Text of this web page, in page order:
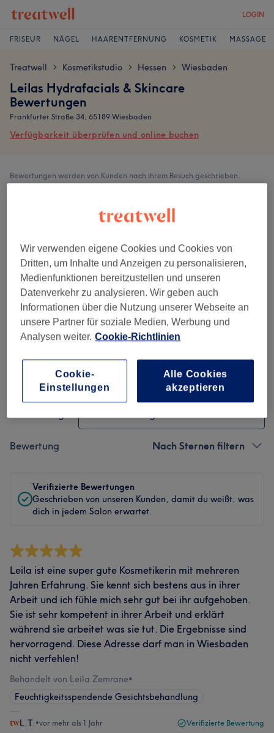
LOGIN
FRISEUR NÄGEL HAARENTFERNUNG KOSMETIK MASSAGE
Treatwell > Kosmetikstudio > Hessen > Wiesbaden
Leilas Hydrafacials & Skincare
Bewertungen
Frankfurter Straße 34, 65189 Wiesbaden
Verfügbarkeit überprüfen und online buchen
Bewertungen werden von Kunden nach ihrem Besuch geschrieben.
Ambiente
Sauberkeit
Service
Bewertungen filtern
Bewertung Nach Sternen filtern
Verifizierte Bewertungen
Geschrieben von unseren Kunden, damit du weißt, was
dich in jedem Salon erwartet.
Leila ist eine super gute Kosmetikerin mit mehreren
Jahren Erfahrung. Sie kennt sich bestens aus in ihrer
Arbeit und ich fühle mich sehr gut bei ihr aufgehoben.
Sie ist sehr kompetent in ihrer Arbeit und erklärt
während sie arbeitet was sie tut. Die Ergebnisse sind
hervorragend. Diese Adresse darf man in Wiesbaden
nicht verfehlen!
Behandelt von Leila Zemrane•
Feuchtigkeitsspendende Gesichtsbehandlung
L.T. •vor mehr als 1 Jahr Verifizierte Bewertung
Wir verwenden eigene Cookies und Cookies von
Dritten, um Inhalte und Anzeigen zu personalisieren,
Medienfunktionen bereitzustellen und unseren
Datenverkehr zu analysieren. Wir geben auch
Informationen über die Nutzung unserer Webseite an
unsere Partner für soziale Medien, Werbung und
Analysen weiter. Cookie-Richtlinien
Cookie-
Einstellungen
Alle Cookies
akzeptieren